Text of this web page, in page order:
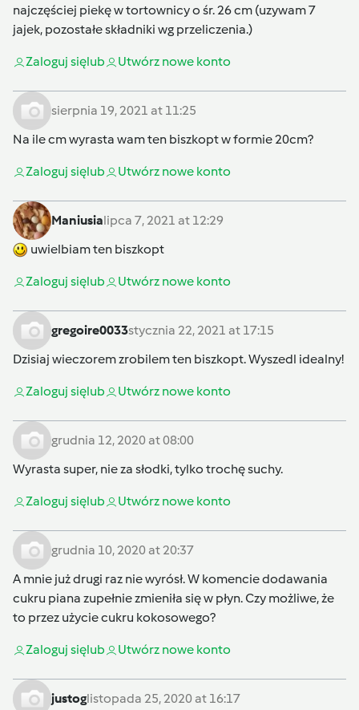
najczęściej piekę w tortownicy o śr. 26 cm (uzywam 7
jajek, pozostałe składniki wg przeliczenia.)
Zaloguj sięlub Utwórz nowe konto
sierpnia 19, 2021 at 11:25
Na ile cm wyrasta wam ten biszkopt w formie 20cm?
Zaloguj sięlub Utwórz nowe konto
Maniusialipca 7, 2021 at 12:29
uwielbiam ten biszkopt
Zaloguj sięlub Utwórz nowe konto
gregoire0033stycznia 22, 2021 at 17:15
Dzisiaj wieczorem zrobilem ten biszkopt. Wyszedl idealny!
Zaloguj sięlub Utwórz nowe konto
grudnia 12, 2020 at 08:00
Wyrasta super, nie za słodki, tylko trochę suchy.
Zaloguj sięlub Utwórz nowe konto
grudnia 10, 2020 at 20:37
A mnie już drugi raz nie wyrósł. W komencie dodawania
cukru piana zupełnie zmieniła się w płyn. Czy możliwe, że
to przez użycie cukru kokosowego?
Zaloguj sięlub Utwórz nowe konto
justoglistopada 25, 2020 at 16:17